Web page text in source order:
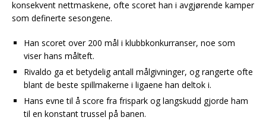
konsekvent nettmaskene, ofte scoret han i avgjørende kamper
som definerte sesongene.
Han scoret over 200 mål i klubbkonkurranser, noe som
viser hans målteft.
Rivaldo ga et betydelig antall målgivninger, og rangerte ofte
blant de beste spillmakerne i ligaene han deltok i.
Hans evne til å score fra frispark og langskudd gjorde ham
til en konstant trussel på banen.